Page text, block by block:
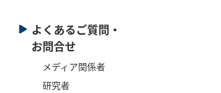
よくあるご質問・
お問合せ
メディア関係者
研究者